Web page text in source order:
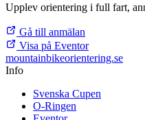
Upplev orientering i full fart,
Gå till anmälan
Visa på Eventor
mountainbikeorientering.se
Info
Svenska Cupen
O-Ringen